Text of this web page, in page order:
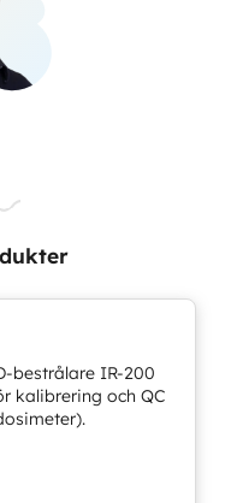
bestrålare IR-200
kalibrering och QC